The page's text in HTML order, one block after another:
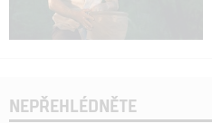
NEPŘEHLÉDNĚTE